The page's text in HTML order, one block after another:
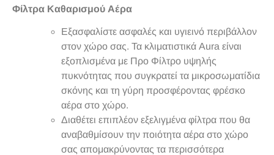
Φίλτρα Καθαρισμού Αέρα
Εξασφαλίστε ασφαλές και υγιεινό περιβάλλον
στον χώρο σας. Τα κλιματιστικά Aura είναι
εξοπλισμένα με Προ Φίλτρο υψηλής
πυκνότητας που συγκρατεί τα μικροσωματίδια
σκόνης και τη γύρη προσφέροντας φρέσκο
αέρα στο χώρο.
Διαθέτει επιπλέον εξελιγμένα φίλτρα που θα
αναβαθμίσουν την ποιότητα αέρα στο χώρο
σας απομακρύνοντας τα περισσότερα